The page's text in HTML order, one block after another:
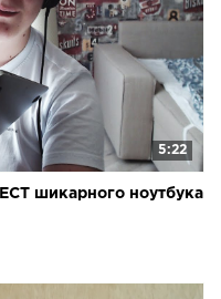
5:22
шикарного ноутбука